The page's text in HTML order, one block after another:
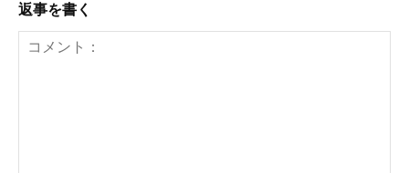
返事を書く